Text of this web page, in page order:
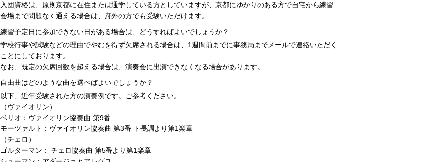
入団資格は、原則京都に在住または通学している方としていますが、京都にゆかりのある方で自宅から練習
会場まで問題なく通える場合は、府外の方でも受験いただけます。
練習予定日に参加できない日がある場合は、どうすればよいでしょうか？
学校行事や試験などの理由でやむを得ず欠席される場合は、1週間前までに事務局までメールで連絡いただく
ことにしております。
なお、既定の欠席回数を超える場合は、演奏会に出演できなくなる場合があります。
自由曲はどのような曲を選べばよいでしょうか？
以下、近年受験された方の演奏例です。 ご参考ください。
（ヴァイオリン）
ベリオ：ヴァイオリン協奏曲 第9番
モーツァルト：ヴァイオリン協奏曲 第3番 ト長調より第1楽章
（チェロ）
ゴルターマン： チェロ協奏曲 第5番より第1楽章